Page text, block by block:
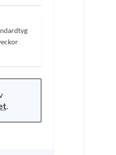
.